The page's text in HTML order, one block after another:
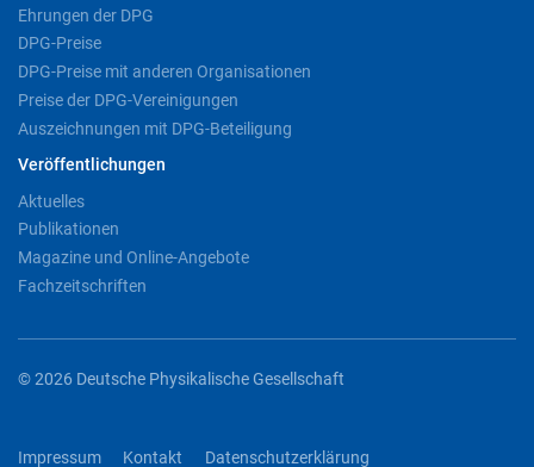
Ehrungen der DPG
DPG-Preise
DPG-Preise mit anderen Organisationen
Preise der DPG-Vereinigungen
Auszeichnungen mit DPG-Beteiligung
Veröffentlichungen
Aktuelles
Publikationen
Magazine und Online-Angebote
Fachzeitschriften
© 2026 Deutsche Physikalische Gesellschaft
Impressum Kontakt Datenschutzerklärung